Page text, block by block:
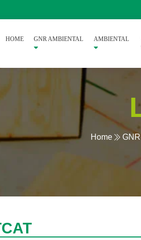
HOME GNR AMBIENTAL AMBIENTAL
Home